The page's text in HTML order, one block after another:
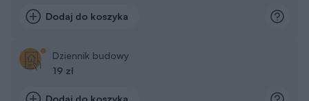
Dodaj do koszyka
Dziennik budowy
19 zł
Dodaj do koszyka